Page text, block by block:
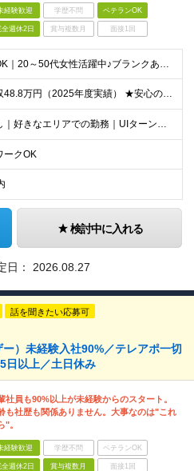
経験歓迎 学歴不問 ベテランOK
全週休2日 賞与複数月 面接1回
★未経験OK｜20～50代女性活躍中♪ブランクありの方・ママさんも活躍中 ◆高卒以上 ◆社会人経験をお持ちの方 - 業界・業種・職種・経験年数は問いません。 «こんな方が応募＆入社しています！»
★平均月収48.8万円（2025年度実績） ★安心の固定給＋賞与年2回＋インセンティブ！手当も充実 月給21万円～23万円＋諸手当＋インセンティブ＋賞与年2回 ※給与は年間平均の税込定例給与です。賞
★転勤なし｜好きなエリアでの勤務｜UIターン歓迎 全国47都道府県にある支社のいずれかにて勤務していただきます。 ＜募集エリア＞ ◆北海道・東北：北海道/青森/宮城/岩手/秋田/山形/福島
ークOK
検討中に入れる
日： 2026.08.27
話を聞きたい応募可
）未経験入社90%／テレアポ一切
日以上／土日休み
社員も90%以上が未経験からのスタート。
も社歴も関係ありません。大事なのは"これ
"。
経験歓迎 学歴不問 ベテランOK
全週休2日 賞与複数月 面接1回